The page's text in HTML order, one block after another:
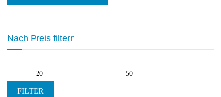
Nach Preis filtern
Min.
Preis
Max.
FILTER